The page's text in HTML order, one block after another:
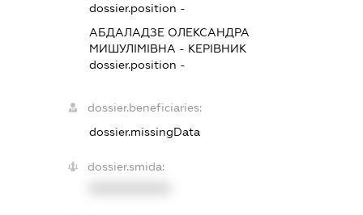
dossier.position -
АБДАЛАДЗЕ ОЛЕКСАНДРА
МИШУЛІМІВНА - КЕРІВНИК
dossier.position -
dossier.beneficiaries:
dossier.missingData
dossier.smida: